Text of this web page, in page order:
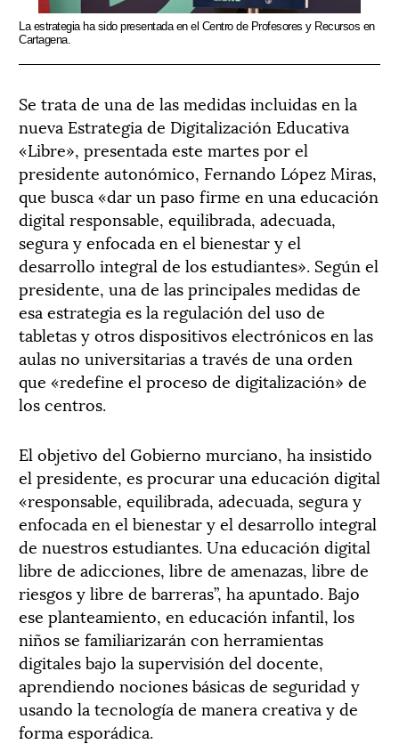
La estrategia ha sido presentada en el Centro de Profesores y Recursos en
Cartagena.
Se trata de una de las medidas incluidas en la
nueva Estrategia de Digitalización Educativa
«Libre», presentada este martes por el
presidente autonómico, Fernando López Miras,
que busca «dar un paso firme en una educación
digital responsable, equilibrada, adecuada,
segura y enfocada en el bienestar y el
desarrollo integral de los estudiantes». Según el
presidente, una de las principales medidas de
esa estrategia es la regulación del uso de
tabletas y otros dispositivos electrónicos en las
aulas no universitarias a través de una orden
que «redefine el proceso de digitalización» de
los centros.
El objetivo del Gobierno murciano, ha insistido
el presidente, es procurar una educación digital
«responsable, equilibrada, adecuada, segura y
enfocada en el bienestar y el desarrollo integral
de nuestros estudiantes. Una educación digital
libre de adicciones, libre de amenazas, libre de
riesgos y libre de barreras”, ha apuntado. Bajo
ese planteamiento, en educación infantil, los
niños se familiarizarán con herramientas
digitales bajo la supervisión del docente,
aprendiendo nociones básicas de seguridad y
usando la tecnología de manera creativa y de
forma esporádica.